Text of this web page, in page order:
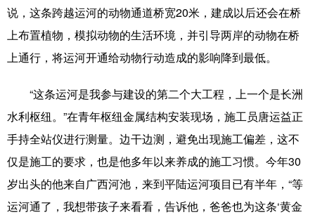
说，这条跨越运河的动物通道桥宽20米，建成以后还会在桥
上布置植物，模拟动物的生活环境，并引导两岸的动物在桥
上通行，将运河开通给动物行动造成的影响降到最低。
“这条运河是我参与建设的第二个大工程，上一个是长洲
水利枢纽。”在青年枢纽金属结构安装现场，施工员唐运益正
手持全站仪进行测量。边干边测，避免出现施工偏差，这不
仅是施工的要求，也是他多年以来养成的施工习惯。今年30
岁出头的他来自广西河池，来到平陆运河项目已有半年，“等
运河通了，我想带孩子来看看，告诉他，爸爸也为这条‘黄金